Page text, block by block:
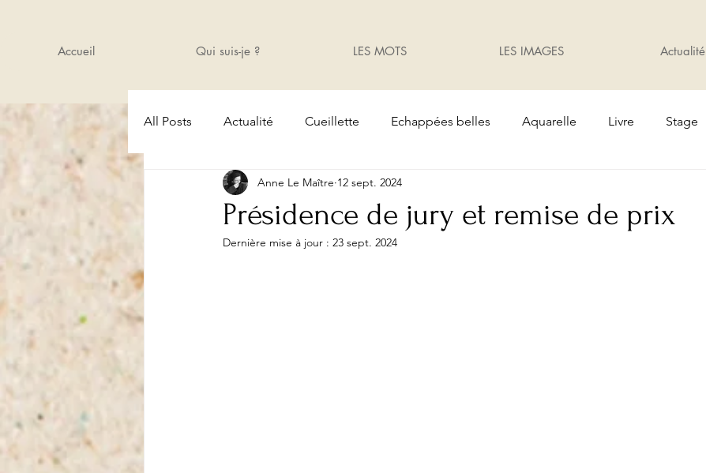
Accueil Qui suis-je ? LES MOTS LES IMAGES Actualité
All Posts Actualité Cueillette Echappées belles Aquarelle Livre Stage
Cours Actualité Oiseaux
Présidence de jury et remise de prix
Anne Le Maître 12 sept. 2024
Dernière mise à jour : 23 sept. 2024